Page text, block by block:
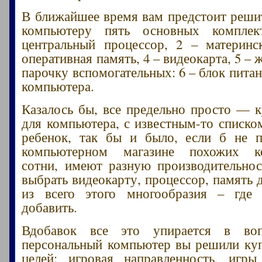
В ближайшее время вам предстоит
компьютеру пять основных
центральный процессор, 2 –
оперативная память, 4 – видеокарта, 5 –
парочку вспомогательных: 6 – блок
компьютера.
Казалось бы, все предельно просто —
для компьютера, с известным-то
ребенок, так бы и было, если б не
компьютерном магазине похожих
сотни, имеют разную
выбрать видеокарту, процессор, память
из всего этого многообразия –
добавить.
Вдобавок все это упирается в
персональный компьютер вы решили
целей: игровая направленность,